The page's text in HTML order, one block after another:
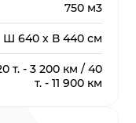
750 м3
Ш 640 х В 440 см
т. - 3 200 км / 40
т. - 11 900 км